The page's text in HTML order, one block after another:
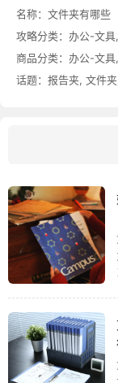
名称： 文件夹有哪些
攻略分类： 办公-文具,
商品分类： 办公-文具,
话题： 报告夹, 文件夹